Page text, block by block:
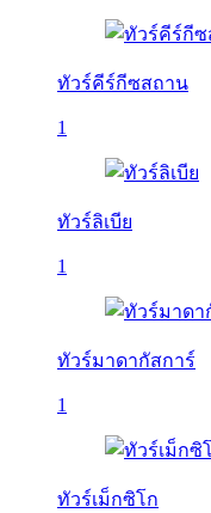
ทัวร์คีร์กีซสถาน
1
ทัวร์ลิเบีย
1
ทัวร์มาดากัสการ์
1
ทัวร์เม็กซิโก